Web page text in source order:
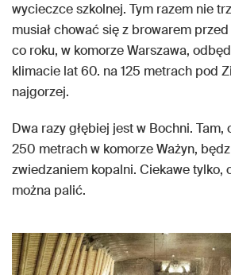
wycieczce szkolnej. Tym razem nie
musiał chować się z browarem
co roku, w komorze Warszawa,
klimacie lat 60. na 125 metrach pod
najgorzej.
Dwa razy głębiej jest w Bochni.
250 metrach w komorze Ważyn,
zwiedzaniem kopalni. Ciekawe tylko,
można palić.